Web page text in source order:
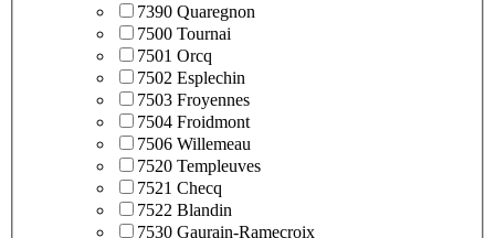
7390 Quaregnon
7500 Tournai
7501 Orcq
7502 Esplechin
7503 Froyennes
7504 Froidmont
7506 Willemeau
7520 Templeuves
7521 Checq
7522 Blandin
7530 Gaurain-Ramecroix